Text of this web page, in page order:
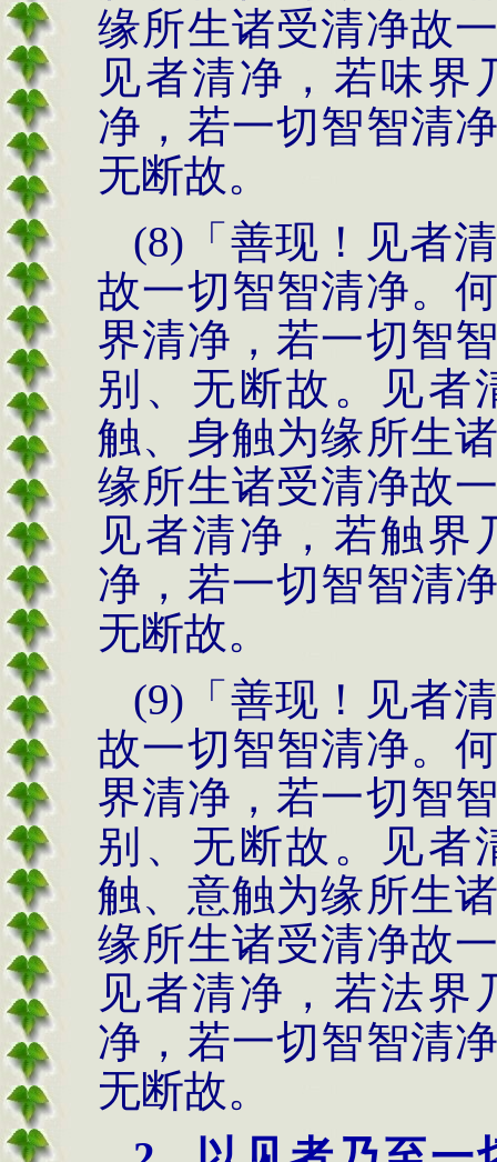
缘所生诸受清净故
见者清净，若味界
净，若一切智智清
无断故。
(8) 「善现！见者
故一切智智清净。
界清净， 若一切智
别、无断故。
见者
触、身触为缘所生
缘所生诸受清净故
见者清净，若触界
净，若一切智智清
无断故。
(9) 「善现！见者
故一切智智清净。
界清净，若一切智
别、无断故。见者
触、意触为缘所生
缘所生诸受清净故
见者清净，若法界
净，若一切智智清
无断故。